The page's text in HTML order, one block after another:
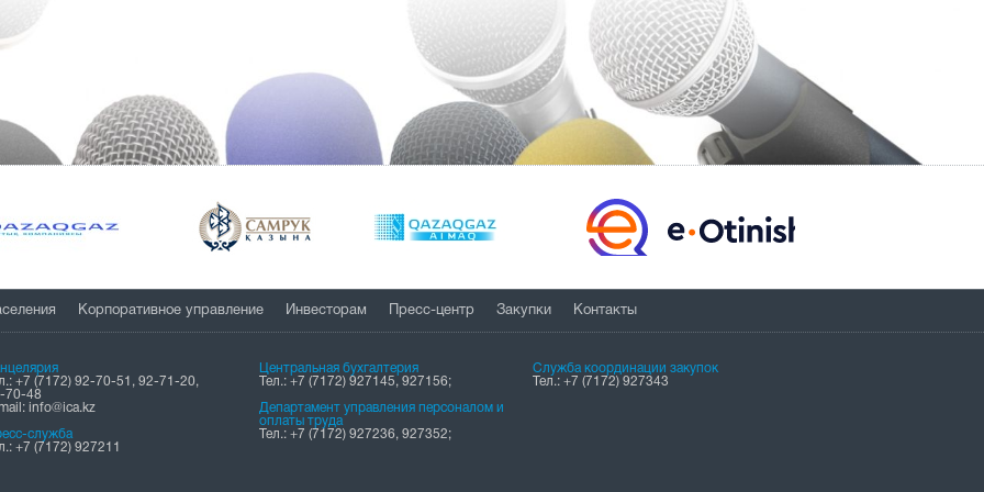
Корпоративное управление Инвесторам Пресс-центр Закупки Контакты
+7 (7172) 92-70-51, 92-71-20,
70-48
info@ica.kz
служба
+7 (7172) 927211
Центральная бухгалтерия
Тел.: +7 (7172) 927145, 927156;
Департамент управления персоналом и
оплаты труда
Тел.: +7 (7172) 927236, 927352;
Служба координации закупок
Тел.: +7 (7172) 927343